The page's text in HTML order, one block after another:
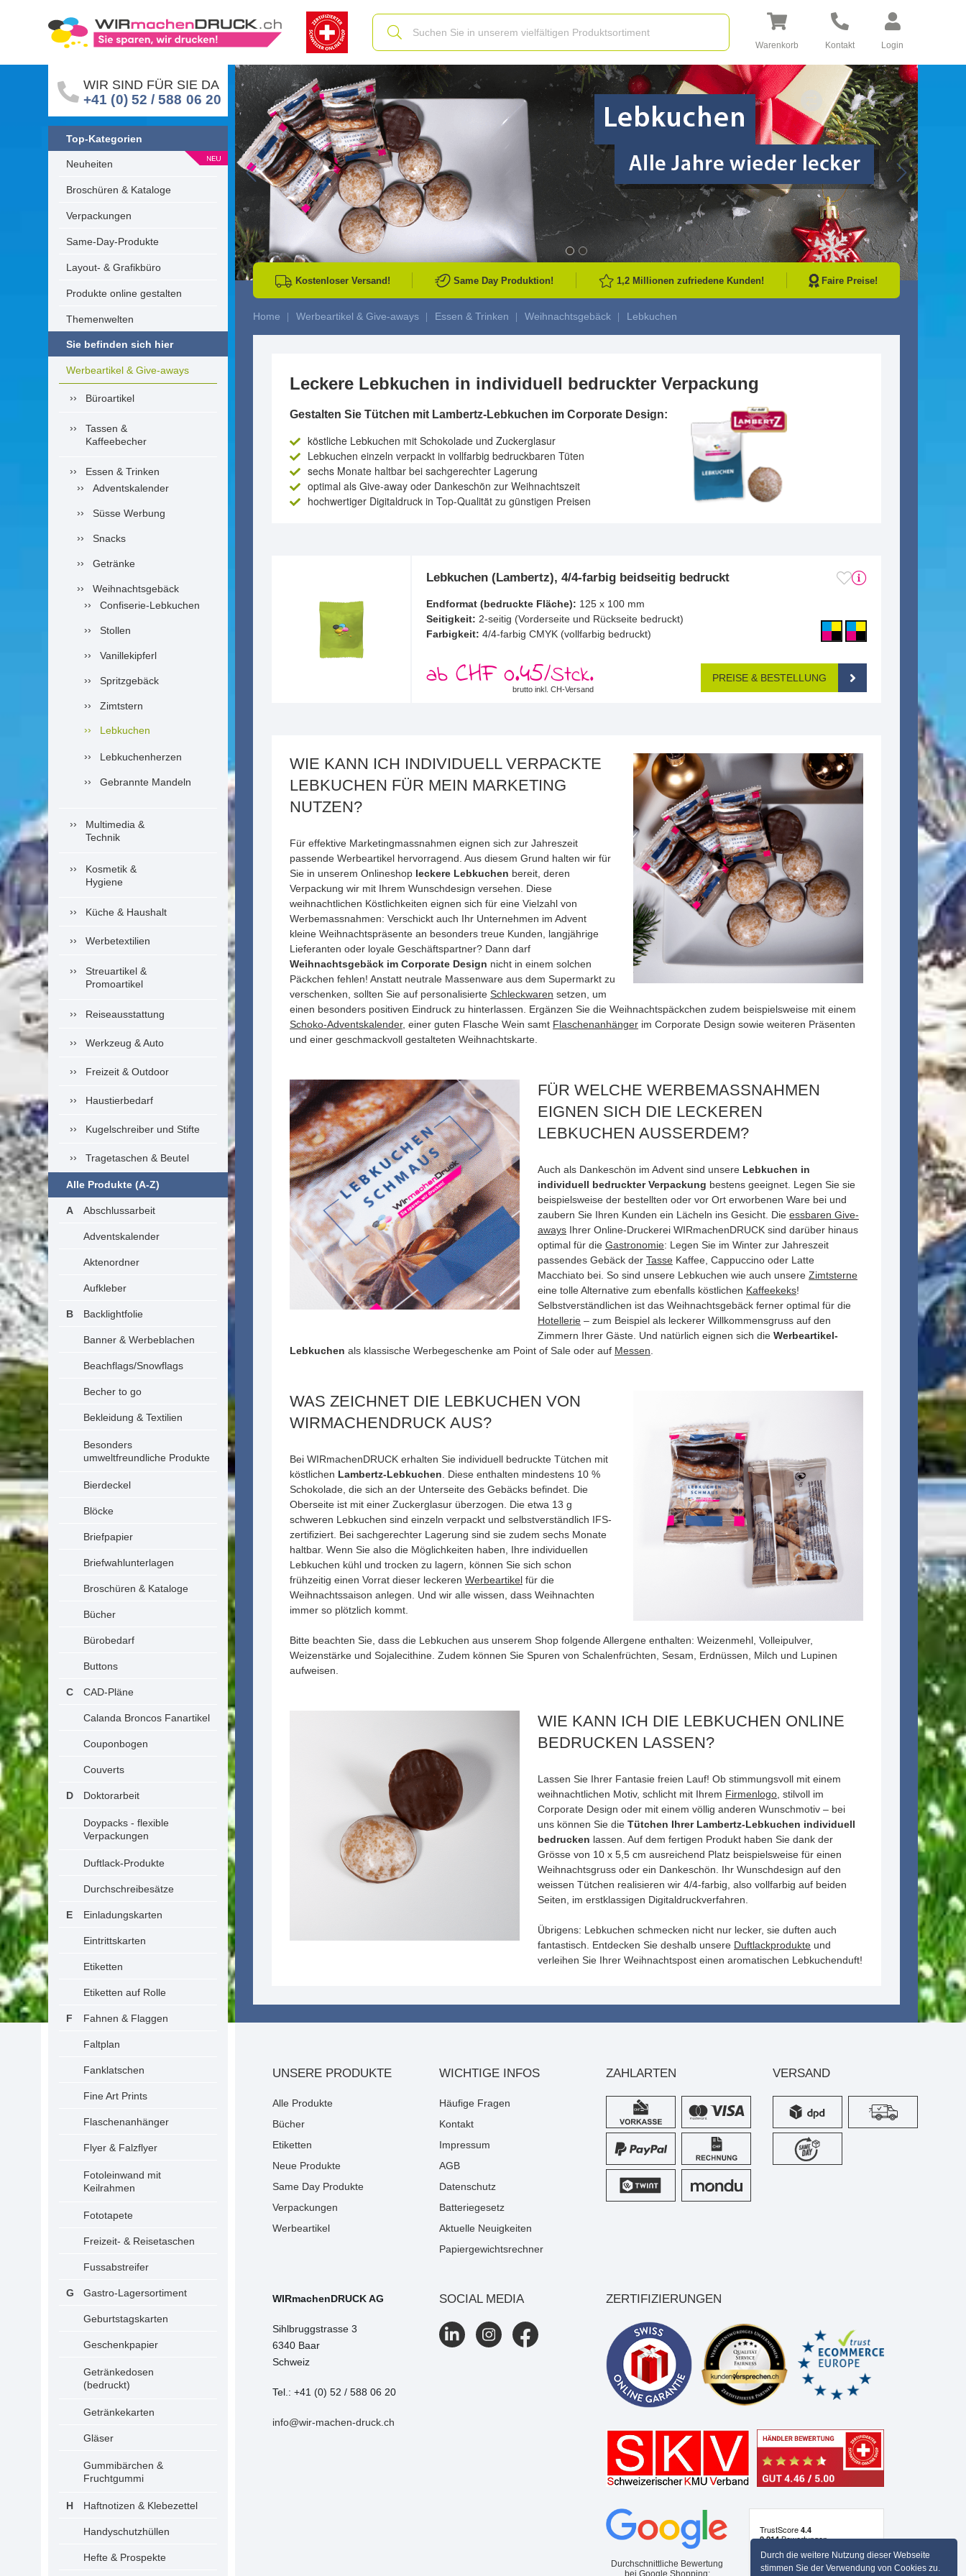
Durch die weitere Nutzung dieser Webseite
stimmen Sie der Verwendung von Cookies zu.
Warenkorb Kontakt Login
WIR SIND FÜR SIE DA
+41 (0) 52 / 588 06 20
Top-Kategorien
Neuheiten
Broschüren & Kataloge
Verpackungen
Same-Day-Produkte
Layout- & Grafikbüro
Produkte online gestalten
Themenwelten
Sie befinden sich hier
Werbeartikel & Give-aways
Büroartikel
Tassen &
Kaffeebecher
Essen & Trinken
Adventskalender
Süsse Werbung
Snacks
Getränke
Weihnachtsgebäck
Confiserie-Lebkuchen
Stollen
Vanillekipferl
Spritzgebäck
Zimtstern
Lebkuchen
Lebkuchenherzen
Gebrannte Mandeln
Multimedia &
Technik
Kosmetik &
Hygiene
Küche & Haushalt
Werbetextilien
Streuartikel &
Promoartikel
Reiseausstattung
Werkzeug & Auto
Freizeit & Outdoor
Haustierbedarf
Kugelschreiber und Stifte
Tragetaschen & Beutel
Alle Produkte (A-Z)
Abschlussarbeit
Adventskalender
Aktenordner
Aufkleber
Backlightfolie
Banner & Werbeblachen
Beachflags/Snowflags
Becher to go
Bekleidung & Textilien
Besonders
umweltfreundliche Produkte
Bierdeckel
Blöcke
Briefpapier
Briefwahlunterlagen
Broschüren & Kataloge
Bücher
Bürobedarf
Buttons
CAD-Pläne
Calanda Broncos Fanartikel
Couponbogen
Couverts
Doktorarbeit
Doypacks - flexible
Verpackungen
Duftlack-Produkte
Durchschreibesätze
Einladungskarten
Eintrittskarten
Etiketten
Etiketten auf Rolle
Fahnen & Flaggen
Faltplan
Fanklatschen
Fine Art Prints
Flaschenanhänger
Flyer & Falzflyer
Fotoleinwand mit
Keilrahmen
Fototapete
Freizeit- & Reisetaschen
Fussabstreifer
Gastro-Lagersortiment
Geburtstagskarten
Geschenkpapier
Getränkedosen
(bedruckt)
Getränkekarten
Gläser
Gummibärchen &
Fruchtgummi
Haftnotizen & Klebezettel
Handyschutzhüllen
Hefte & Prospekte
Go to Previous Slide Go to Next
Kostenloser Versand! Same Day Produktion! 1,2 Millionen zufriedene Kunden! Faire Preise!
Home Werbeartikel & Give-aways Essen & Trinken Weihnachtsgebäck Lebkuchen
Leckere Lebkuchen in individuell bedruckter Verpackung
Gestalten Sie Tütchen mit Lambertz-Lebkuchen im Corporate Design:
köstliche Lebkuchen mit Schokolade und Zuckerglasur
Lebkuchen einzeln verpackt in vollfarbig bedruckbaren Tüten
sechs Monate haltbar bei sachgerechter Lagerung
optimal als Give-away oder Dankeschön zur Weihnachtszeit
hochwertiger Digitaldruck in Top-Qualität zu günstigen Preisen
Lebkuchen (Lambertz), 4/4-farbig beidseitig bedruckt
Endformat (bedruckte Fläche): 125 x 100 mm
Seitigkeit: 2-seitig (Vorderseite und Rückseite bedruckt)
Farbigkeit: 4/4-farbig CMYK (vollfarbig bedruckt)
ab CHF 0.45/Stck.
brutto inkl. CH-Versand
PREISE & BESTELLUNG
WIE KANN ICH INDIVIDUELL VERPACKTE
LEBKUCHEN FÜR MEIN MARKETING
NUTZEN?
Für effektive Marketingmassnahmen eignen sich zur Jahreszeit
passende Werbeartikel hervorragend. Aus diesem Grund halten wir für
Sie in unserem Onlineshop leckere Lebkuchen bereit, deren
Verpackung wir mit Ihrem Wunschdesign versehen. Diese
weihnachtlichen Köstlichkeiten eignen sich für eine Vielzahl von
Werbemassnahmen: Verschickt auch Ihr Unternehmen im Advent
kleine Weihnachtspräsente an besonders treue Kunden, langjährige
Lieferanten oder loyale Geschäftspartner? Dann darf
Weihnachtsgebäck im Corporate Design nicht in einem solchen
Päckchen fehlen! Anstatt neutrale Massenware aus dem Supermarkt zu
verschenken, sollten Sie auf personalisierte Schleckwaren setzen, um
einen besonders positiven Eindruck zu hinterlassen. Ergänzen Sie die Weihnachtspäckchen zudem beispielsweise mit einem
Schoko-Adventskalender, einer guten Flasche Wein samt Flaschenanhänger im Corporate Design sowie weiteren Präsenten
und einer geschmackvoll gestalteten Weihnachtskarte.
FÜR WELCHE WERBEMASSNAHMEN
EIGNEN SICH DIE LECKEREN
LEBKUCHEN AUSSERDEM?
Auch als Dankeschön im Advent sind unsere Lebkuchen in
individuell bedruckter Verpackung bestens geeignet. Legen Sie sie
beispielsweise der bestellten oder vor Ort erworbenen Ware bei und
zaubern Sie Ihren Kunden ein Lächeln ins Gesicht. Die essbaren Give-
aways Ihrer Online-Druckerei WIRmachenDRUCK sind darüber hinaus
optimal für die Gastronomie: Legen Sie im Winter zur Jahreszeit
passendes Gebäck der Tasse Kaffee, Cappuccino oder Latte
Macchiato bei. So sind unsere Lebkuchen wie auch unsere Zimtsterne
eine tolle Alternative zum ebenfalls köstlichen Kaffeekeks!
Selbstverständlichen ist das Weihnachtsgebäck ferner optimal für die
Hotellerie – zum Beispiel als leckerer Willkommensgruss auf den
Zimmern Ihrer Gäste. Und natürlich eignen sich die Werbeartikel-
Lebkuchen als klassische Werbegeschenke am Point of Sale oder auf Messen
WAS ZEICHNET DIE LEBKUCHEN VON
WIRMACHENDRUCK AUS?
Bei WIRmachenDRUCK erhalten Sie individuell bedruckte Tütchen mit
köstlichen Lambertz-Lebkuchen . Diese enthalten mindestens 10 %
Schokolade, die sich an der Unterseite des Gebäcks befindet. Die
Oberseite ist mit einer Zuckerglasur überzogen. Die etwa 13 g
schweren Lebkuchen sind einzeln verpackt und selbstverständlich IFS-
zertifiziert. Bei sachgerechter Lagerung sind sie zudem sechs Monate
haltbar. Wenn Sie also die Möglichkeiten haben, Ihre individuellen
Lebkuchen kühl und trocken zu lagern, können Sie sich schon
frühzeitig einen Vorrat dieser leckeren Werbeartikel für die
Weihnachtssaison anlegen. Und wir alle wissen, dass Weihnachten
immer so plötzlich kommt.
Bitte beachten Sie, dass die Lebkuchen aus unserem Shop folgende Allergene enthalten: Weizenmehl, Volleipulver,
Weizenstärke und Sojalecithine. Zudem können Sie Spuren von Schalenfrüchten, Sesam, Erdnüssen, Milch und Lupinen
aufweisen.
WIE KANN ICH DIE LEBKUCHEN ONLINE
BEDRUCKEN LASSEN?
Lassen Sie Ihrer Fantasie freien Lauf! Ob stimmungsvoll mit einem
weihnachtlichen Motiv, schlicht mit Ihrem Firmenlogo , stilvoll im
Corporate Design oder mit einem völlig anderen Wunschmotiv – bei
uns können Sie die Tütchen Ihrer Lambertz-Lebkuchen individuell
bedrucken lassen. Auf dem fertigen Produkt haben Sie dank der
Grösse von 10 x 5,5 cm ausreichend Platz beispielsweise für einen
Weihnachtsgruss oder ein Dankeschön. Ihr Wunschdesign auf den
weissen Tütchen realisieren wir 4/4-farbig, also vollfarbig auf beiden
Seiten, im erstklassigen Digitaldruckverfahren.
Übrigens: Lebkuchen schmecken nicht nur lecker, sie duften auch
fantastisch. Entdecken Sie deshalb unsere Duftlackprodukte und
verleihen Sie Ihrer Weihnachtspost einen aromatischen Lebkuchenduft!
UNSERE PRODUKTE
Alle Produkte
Bücher
Etiketten
Neue Produkte
Same Day Produkte
Verpackungen
Werbeartikel
WICHTIGE INFOS
Häufige Fragen
Kontakt
Impressum
AGB
Datenschutz
Batteriegesetz
Aktuelle Neuigkeiten
Papiergewichtsrechner
ZAHLARTEN VERSAND
WIRmachenDRUCK AG
Sihlbruggstrasse 3
6340 Baar
Schweiz
Tel.: +41 (0) 52 / 588 06 20
info@wir-machen-druck.ch
SOCIAL MEDIA ZERTIFIZIERUNGEN
Durchschnittliche Bewertung
bei Google Shopping: